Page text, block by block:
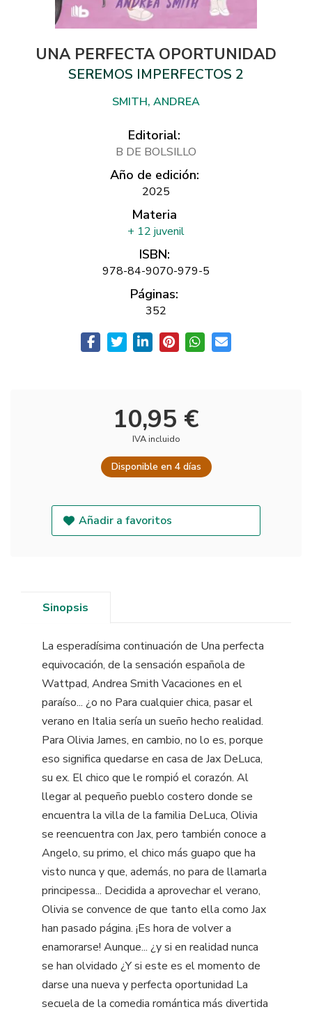
UNA PERFECTA OPORTUNIDAD
SEREMOS IMPERFECTOS 2
SMITH, ANDREA
Editorial:
B DE BOLSILLO
Año de edición:
2025
Materia
+ 12 juvenil
ISBN:
978-84-9070-979-5
Páginas:
352
10,95 €
IVA incluido
Disponible en 4 días
Añadir a favoritos
Sinopsis
La esperadísima continuación de Una perfecta
equivocación, de la sensación española de
Wattpad, Andrea Smith Vacaciones en el
paraíso... ¿o no Para cualquier chica, pasar el
verano en Italia sería un sueño hecho realidad.
Para Olivia James, en cambio, no lo es, porque
eso significa quedarse en casa de Jax DeLuca,
su ex. El chico que le rompió el corazón. Al
llegar al pequeño pueblo costero donde se
encuentra la villa de la familia DeLuca, Olivia
se reencuentra con Jax, pero también conoce a
Angelo, su primo, el chico más guapo que ha
visto nunca y que, además, no para de llamarla
principessa... Decidida a aprovechar el verano,
Olivia se convence de que tanto ella como Jax
han pasado página. ¡Es hora de volver a
enamorarse! Aunque... ¿y si en realidad nunca
se han olvidado ¿Y si este es el momento de
darse una nueva y perfecta oportunidad La
secuela de la comedia romántica más divertida